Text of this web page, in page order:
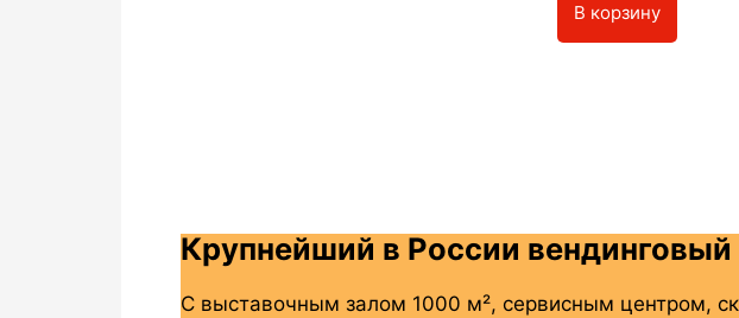
В корзину
Крупнейший в России вендинговый
С выставочным залом 1000 м², сервисным центром,